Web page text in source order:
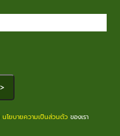
นโยบายความเป็นส่วนตัวของเรา